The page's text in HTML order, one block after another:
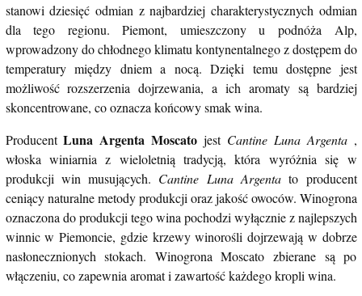
stanowi dziesięć odmian z najbardziej charakterystycznych odmian
dla tego regionu. Piemont, umieszczony u podnóża Alp,
wprowadzony do chłodnego klimatu kontynentalnego z dostępem do
temperatury między dniem a nocą. Dzięki temu dostępne jest
możliwość rozszerzenia dojrzewania, a ich aromaty są bardziej
skoncentrowane, co oznacza końcowy smak wina.
ProducentLuna Argenta Moscato jest Cantine Luna Argenta,
włoska winiarnia z wieloletnią tradycją, która wyróżnia się w
produkcji win musujących. Cantine Luna Argentato producent
ceniący naturalne metody produkcji oraz jakość owoców. Winogrona
oznaczona do produkcji tego wina pochodzi wyłącznie z najlepszych
winnic w Piemoncie, gdzie krzewy winorośli dojrzewają w dobrze
nasłonecznionych stokach. Winogrona Moscato zbierane są po
włączeniu, co zapewnia aromat i zawartość każdego kropli wina.